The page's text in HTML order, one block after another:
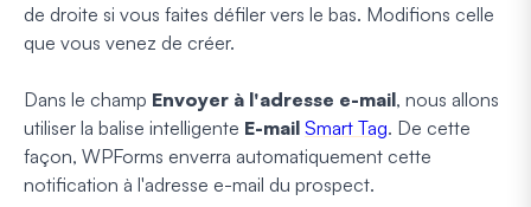
de droite si vous faites défiler vers le bas. Modifions celle
que vous venez de créer.
Dans le champ Envoyer à l'adresse e-mail, nous allons
utiliser la balise intelligente E-mail Smart Tag. De cette
façon, WPForms enverra automatiquement cette
notification à l'adresse e-mail du prospect.